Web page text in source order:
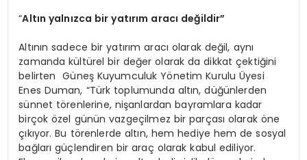
“Altın yalnızca bir yatırım aracı değildir”
Altının sadece bir yatırım aracı olarak değil, aynı
zamanda kültürel bir değer olarak da dikkat çektiğini
belirten Güneş Kuyumculuk Yönetim Kurulu Üyesi
Enes Duman, “Türk toplumunda altın, düğünlerden
sünnet törenlerine, nişanlardan bayramlara kadar
birçok özel günün vazgeçilmez bir parçası olarak öne
çıkıyor. Bu törenlerde altın, hem hediye hem de sosyal
bağları güçlendiren bir araç olarak kabul ediliyor.